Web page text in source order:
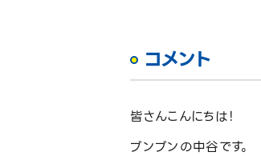
コメント
皆さんこんにちは！
ブンブンの中谷です。